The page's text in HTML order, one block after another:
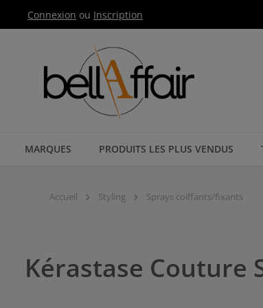
à la navigation principale
Connexion ou Inscription
MARQUES PRODUITS LES PLUS VENDUS
Accueil Styling Sprays coiffants/fixants
Kérastase Couture